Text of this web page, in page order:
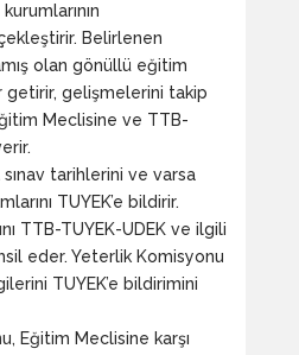
Belirlenen
olan gönüllü eğitim
getirir, gelişmelerini takip
Meclisine ve TTB-
sınav tarihlerini ve varsa
TUYEK’e bildirir.
TTB-TUYEK-UDEK ve ilgili
eder. Yeterlik Komisyonu
TUYEK’e bildirimini
Eğitim Meclisine karşı